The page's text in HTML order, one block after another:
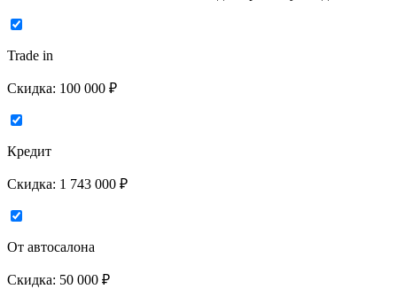
Trade in
Скидка: 100 000 ₽
Кредит
Скидка: 1 743 000 ₽
От автосалона
Скидка: 50 000 ₽